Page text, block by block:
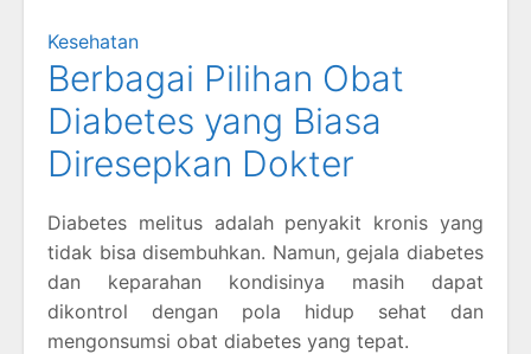
Kesehatan
Berbagai Pilihan Obat
Diabetes yang Biasa
Diresepkan Dokter
Diabetes melitus adalah penyakit kronis yang
tidak bisa disembuhkan. Namun, gejala diabetes
dan keparahan kondisinya masih dapat
dikontrol dengan pola hidup sehat dan
mengonsumsi obat diabetes yang tepat.